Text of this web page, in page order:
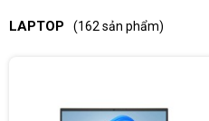
LAPTOP (162 sản phẩm)